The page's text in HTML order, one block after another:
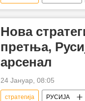
Национална одбрамбена
Нова
претња,
арсенал
24 Јануар, 08:05
стратегија РУСИЈА